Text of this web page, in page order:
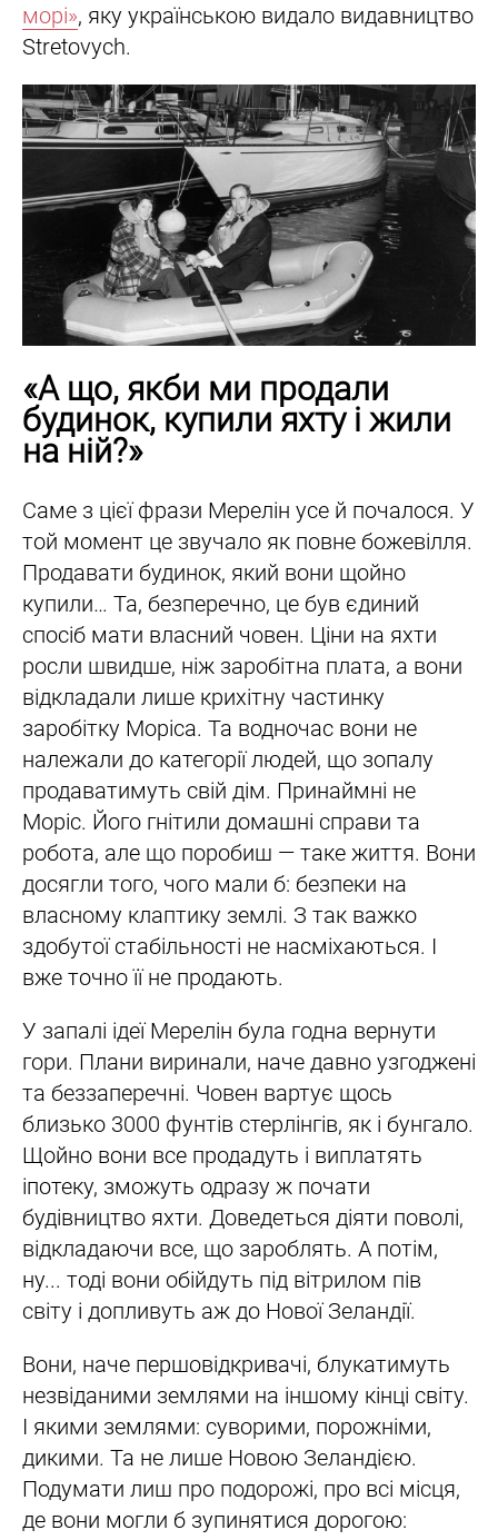
морі», яку українською видало видавництво
Stretovych.
«А що, якби ми продали
будинок, купили яхту і жили
на ній?»
Саме з цієї фрази Мерелін усе й почалося. У
той момент це звучало як повне божевілля.
Продавати будинок, який вони щойно
купили… Та, безперечно, це був єдиний
спосіб мати власний човен. Ціни на яхти
росли швидше, ніж заробітна плата, а вони
відкладали лише крихітну частинку
заробітку Моріса. Та водночас вони не
належали до категорії людей, що зопалу
продаватимуть свій дім. Принаймні не
Моріс. Його гнітили домашні справи та
робота, але що поробиш — таке життя. Вони
досягли того, чого мали б: безпеки на
власному клаптику землі. З так важко
здобутої стабільності не насміхаються. І
вже точно її не продають.
У запалі ідеї Мерелін була годна вернути
гори. Плани виринали, наче давно узгоджені
та беззаперечні. Човен вартує щось
близько 3000 фунтів стерлінгів, як і бунгало.
Щойно вони все продадуть і виплатять
іпотеку, зможуть одразу ж почати
будівництво яхти. Доведеться діяти поволі,
відкладаючи все, що зароблять. А потім,
ну... тоді вони обійдуть під вітрилом пів
світу і допливуть аж до Нової Зеландії.
Вони, наче першовідкривачі, блукатимуть
незвіданими землями на іншому кінці світу.
І якими землями: суворими, порожніми,
дикими. Та не лише Новою Зеландією.
Подумати лиш про подорожі, про всі місця,
де вони могли б зупинятися дорогою: